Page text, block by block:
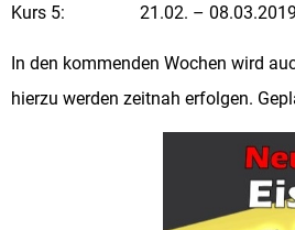
Kurs 5: 21.02. – 08.03.2019
In den kommenden Wochen wird
hierzu werden zeitnah erfolgen.